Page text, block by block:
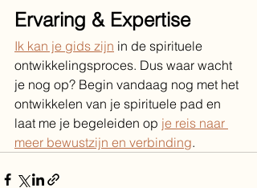
Ervaring & Expertise
Ik kan je gids zijn in de spirituele
ontwikkelingsproces. Dus waar wacht
je nog op? Begin vandaag nog met het
ontwikkelen van je spirituele pad en
laat me je begeleiden op je reis naar
meer bewustzijn en verbinding.